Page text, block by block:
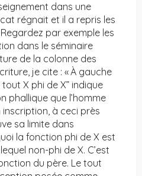
dans une
régnait et il a repris les
par exemple les
dans le séminaire
de la colonne des
je cite : « À gauche
X phi de X” indique
phallique que l’homme
à ceci près
sa limite dans
la fonction phi de X est
non-phi de X. C’est
du père. Le tout